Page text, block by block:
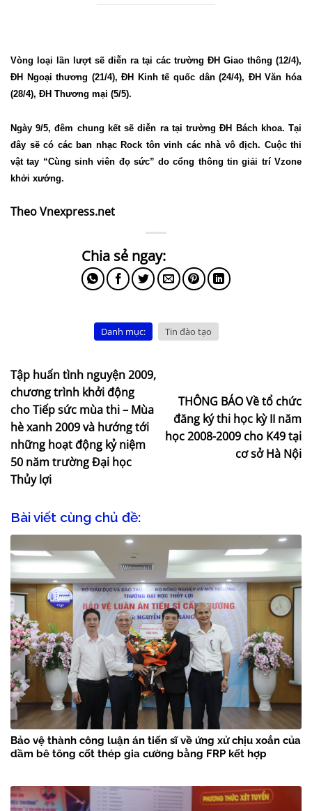
Vòng loại lần lượt sẽ diễn ra tại các trường ĐH Giao thông (12/4),
ĐH Ngoại thương (21/4), ĐH Kinh tế quốc dân (24/4), ĐH Văn hóa
(28/4), ĐH Thương mại (5/5).
Ngày 9/5, đêm chung kết sẽ diễn ra tại trường ĐH Bách khoa. Tại
đây sẽ có các ban nhạc Rock tôn vinh các nhà vô địch. Cuộc thi
vật tay “Cùng sinh viên đọ sức” do cổng thông tin giải trí Vzone
khởi xướng.
Theo Vnexpress.net
Danh mục: Tin đào tạo
Tập huấn tình nguyện 2009,
chương trình khởi động
cho Tiếp sức mùa thi – Mùa
hè xanh 2009 và hướng tới
những hoạt động kỷ niệm
50 năm trường Đại học
Thủy lợi
THÔNG BÁO Về tổ chức
đăng ký thi học kỳ II năm
học 2008-2009 cho K49 tại
cơ sở Hà Nội
Bài viết cùng chủ đề:
Bảo vệ thành công luận án tiến sĩ về ứng xử chịu xoắn của
dầm bê tông cốt thép gia cường bằng FRP kết hợp